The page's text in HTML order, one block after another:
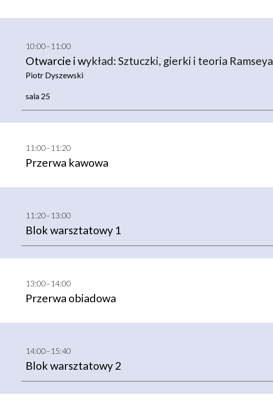
10:00–11:00
Otwarcie i wykład:Sztuczki, gierki i teoria Ramseya
Piotr Dyszewski
sala 25
11:00–11:20
Przerwa kawowa
1 1 :20–1 3:00
Blok warsztatowy 1
13:00–14:00
Przerwa obiadowa
14:00–15:40
Blok warsztatowy 2